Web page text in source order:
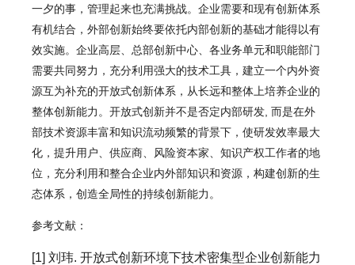
一夕的事，管理起来也充满挑战。企业需要和现有创新体系
有机结合，外部创新始终要依托内部创新的基础才能得以有
效实施。企业高层、总部创新中心、各业务单元和职能部门
需要共同努力，充分利用强大的技术工具，建立一个内外资
源互为补充的开放式创新体系，从长远和整体上培养企业的
整体创新能力。开放式创新并不是否定内部研发, 而是在外
部技术资源丰富和知识流动频繁的背景下，使研发效率最大
化，提升用户、供应商、风险资本家、知识产权工作者的地
位，充分利用和整合企业内外部知识和资源，构建创新的生
态体系，创造全局性的持续创新能力。
参考文献：
[1] 刘玮. 开放式创新环境下技术密集型企业创新能力